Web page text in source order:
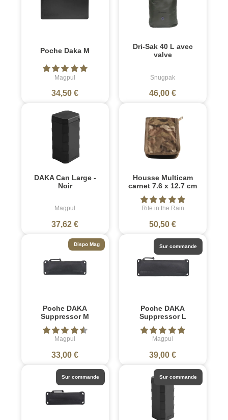
Poche Daka M
Magpul
34,50 €
Dri-Sak 40 L avec
valve
Snugpak
46,00 €
DAKA Can Large -
Noir
Magpul
37,62 €
Housse Multicam
carnet 7.6 x 12.7 cm
Rite in the Rain
50,50 €
Poche DAKA
Suppressor M
Magpul
33,00 €
Dispo Mag
Poche DAKA
Suppressor L
Magpul
39,00 €
Sur commande
Sur commande Sur commande